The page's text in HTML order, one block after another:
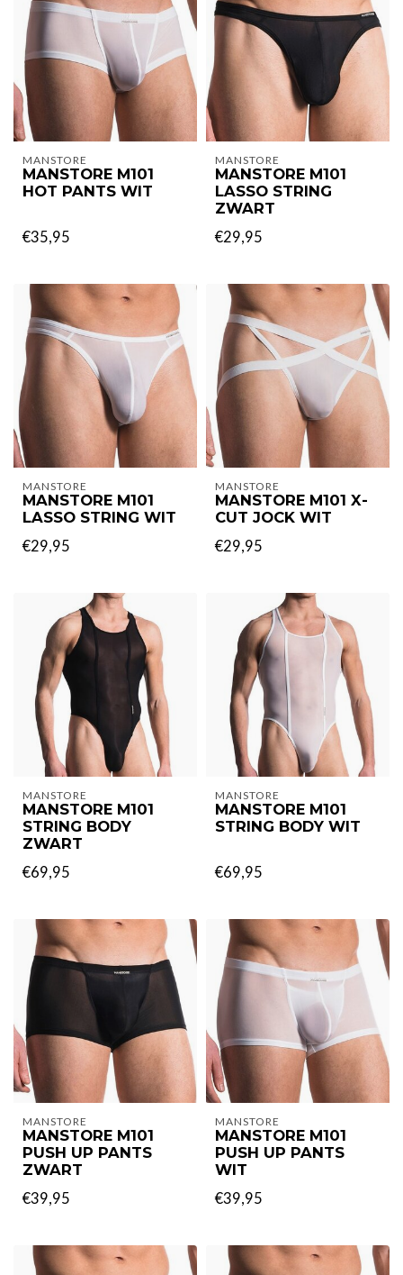
MANSTORE
MANSTORE M101
HOT PANTS WIT
€35,95
MANSTORE
MANSTORE M101
LASSO STRING
ZWART
€29,95
MANSTORE
MANSTORE M101
LASSO STRING WIT
€29,95
MANSTORE
MANSTORE M101 X-
CUT JOCK WIT
€29,95
MANSTORE
MANSTORE M101
STRING BODY
ZWART
€69,95
MANSTORE
MANSTORE M101
STRING BODY WIT
€69,95
MANSTORE
MANSTORE M101
PUSH UP PANTS
ZWART
€39,95
MANSTORE
MANSTORE M101
PUSH UP PANTS
WIT
€39,95